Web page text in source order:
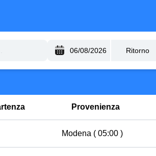
Provenienza
Modena ( 05:00 )